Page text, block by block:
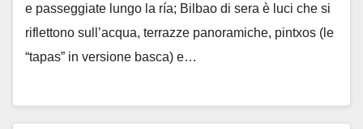
e passeggiate lungo la ría; Bilbao di sera è luci che si
riflettono sull’acqua, terrazze panoramiche, pintxos (le
“tapas” in versione basca) e…